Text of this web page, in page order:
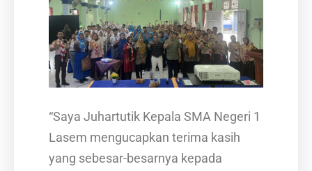
“Saya Juhartutik Kepala SMA Negeri 1
Lasem mengucapkan terima kasih
yang sebesar-besarnya kepada